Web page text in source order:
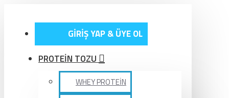
GİRİŞ YAP & ÜYE OL
PROTEİN TOZU
WHEY PROTEİN